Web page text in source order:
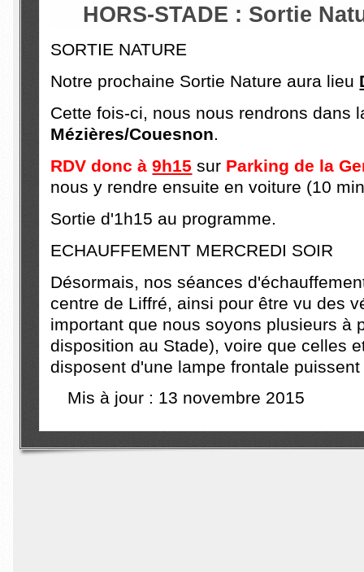
HORS-STADE : Sortie
SORTIE NATURE
Notre prochaine Sortie Nature aura lieu
Cette fois-ci, nous nous rendrons dans
Mézières/Couesnon.
RDV donc à9h15 sur Parking de la
nous y rendre ensuite en voiture (10
Sortie d'1h15 au programme.
ECHAUFFEMENT MERCREDI SOIR
Désormais, nos séances
centre de Liffré, ainsi pour être vu des
important que nous soyons plusieurs à
disposition au Stade), voire que celles
disposent d'une lampe frontale
Mis à jour : 13 novembre 2015